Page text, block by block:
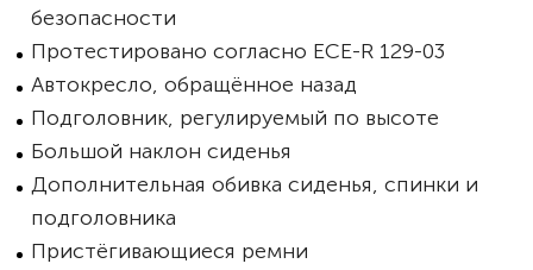
безопасности
Протестировано согласно ECE-R 129-03
Автокресло, обращённое назад
Подголовник, регулируемый по высоте
Большой наклон сиденья
Дополнительная обивка сиденья, спинки и
подголовника
Пристёгивающиеся ремни